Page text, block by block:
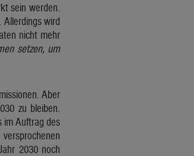
sein werden.
Allerdings wird
nicht mehr
setzen, um
Aber
zu bleiben.
im Auftrag des
2030 noch